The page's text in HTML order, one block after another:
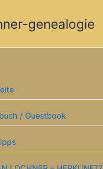
genealogie
/ Guestbook